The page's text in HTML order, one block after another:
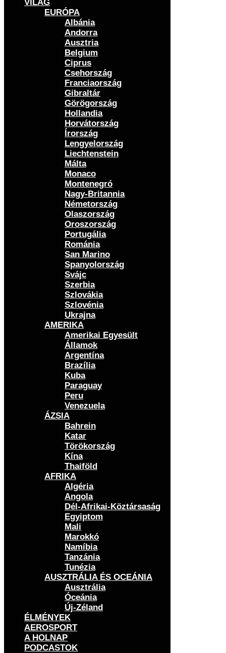
VILÁG
EURÓPA
Albánia
Andorra
Ausztria
Belgium
Ciprus
Csehország
Franciaország
Gibraltár
Görögország
Hollandia
Horvátország
Írország
Lengyelország
Liechtenstein
Málta
Monaco
Montenegró
Nagy-Britannia
Németország
Olaszország
Oroszország
Portugália
Románia
San Marino
Spanyolország
Svájc
Szerbia
Szlovákia
Szlovénia
Ukrajna
AMERIKA
Amerikai Egyesült
Államok
Argentína
Brazília
Kuba
Paraguay
Peru
Venezuela
ÁZSIA
Bahrein
Katar
Törökország
Kína
Thaiföld
AFRIKA
Algéria
Angola
Dél-Afrikai-Köztársaság
Egyiptom
Mali
Marokkó
Namíbia
Tanzánia
Tunézia
AUSZTRÁLIA ÉS OCEÁNIA
Ausztrália
Óceánia
Új-Zéland
ÉLMÉNYEK
AEROSPORT
A HOLNAP
PODCASTOK